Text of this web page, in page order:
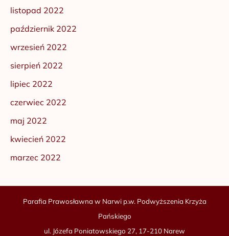
listopad 2022
październik 2022
wrzesień 2022
sierpień 2022
lipiec 2022
czerwiec 2022
maj 2022
kwiecień 2022
marzec 2022
Parafia Prawosławna w Narwi p.w. Podwyższenia Krzyża
Pańskiego
ul. Józefa Poniatowskiego 27, 17-210 Narew